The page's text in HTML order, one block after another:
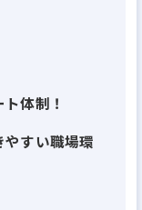
担当スタッフで
率的に業務を進
所調べ
内18ヵ所、栃
体制！
すい職場環